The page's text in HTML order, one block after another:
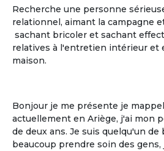
Recherche une personne
relationnel, aimant la campagne
sachant bricoler et sachant
relatives à l'entretien intérieur et
maison.
Bonjour je me présente je
actuellement en Ariège, j'ai mon
de deux ans. Je suis quelqu'un
beaucoup prendre soin des gens,
La gestion